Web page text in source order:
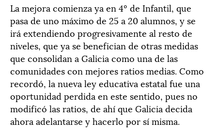
La mejora comienza ya en 4º de Infantil, que
pasa de uno máximo de 25 a 20 alumnos, y se
irá extendiendo progresivamente al resto de
niveles, que ya se benefician de otras medidas
que consolidan a Galicia como una de las
comunidades con mejores ratios medias. Como
recordó, la nueva ley educativa estatal fue una
oportunidad perdida en este sentido, pues no
modificó las ratios, de ahí que Galicia decida
ahora adelantarse y hacerlo por sí misma.